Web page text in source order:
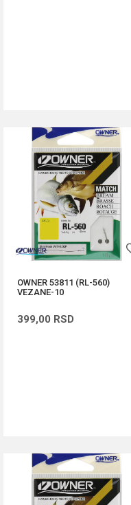
OWNER 53811 (RL-560)
VEZANE-10
399,00 RSD